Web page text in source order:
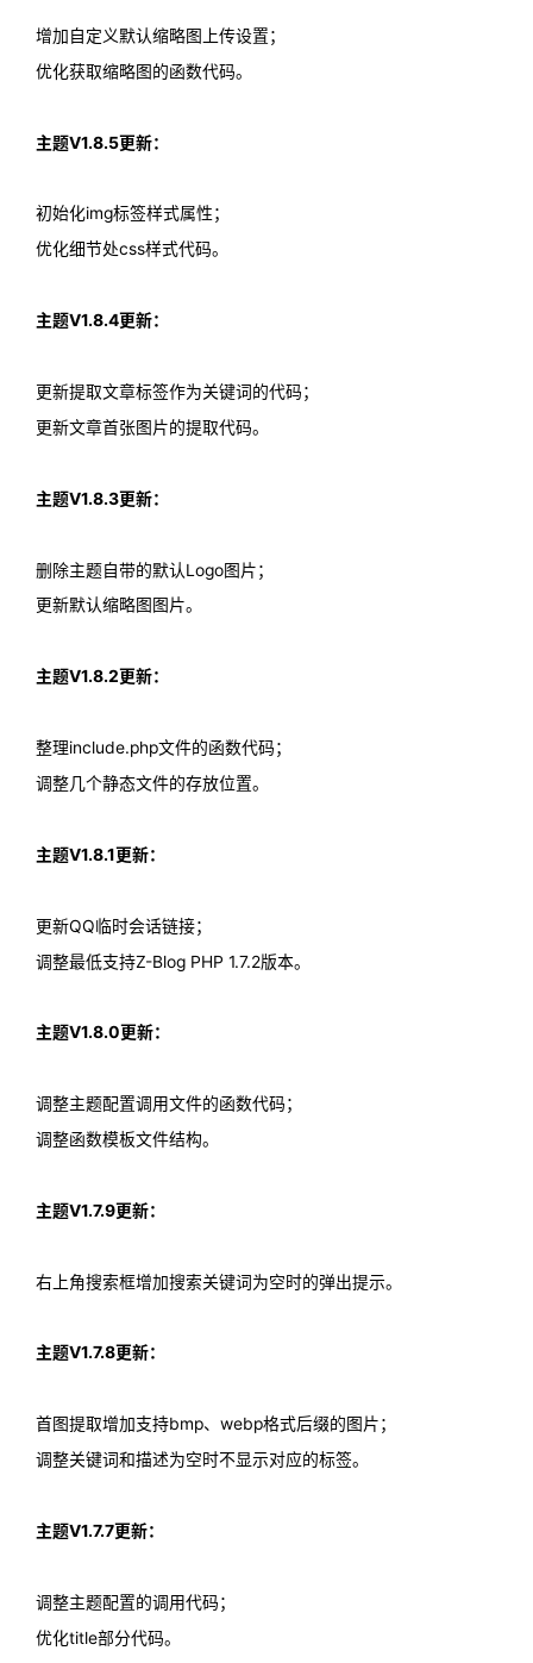
增加自定义默认缩略图上传设置；
优化获取缩略图的函数代码。
主题V1.8.5更新：
初始化img标签样式属性；
优化细节处css样式代码。
主题V1.8.4更新：
更新提取文章标签作为关键词的代码；
更新文章首张图片的提取代码。
主题V1.8.3更新：
删除主题自带的默认Logo图片；
更新默认缩略图图片。
主题V1.8.2更新：
整理include.php文件的函数代码；
调整几个静态文件的存放位置。
主题V1.8.1更新：
更新QQ临时会话链接；
调整最低支持Z-Blog PHP 1.7.2版本。
主题V1.8.0更新：
调整主题配置调用文件的函数代码；
调整函数模板文件结构。
主题V1.7.9更新：
右上角搜索框增加搜索关键词为空时的弹出提示。
主题V1.7.8更新：
首图提取增加支持bmp、webp格式后缀的图片；
调整关键词和描述为空时不显示对应的标签。
主题V1.7.7更新：
调整主题配置的调用代码；
优化title部分代码。